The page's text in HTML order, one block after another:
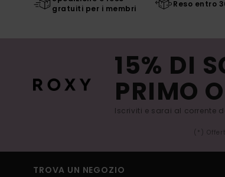
gratuiti per i membri
Reso entro
15% DI
PRIMO
Iscriviti e sarai al corrente
(*)
TROVA UN NEGOZIO